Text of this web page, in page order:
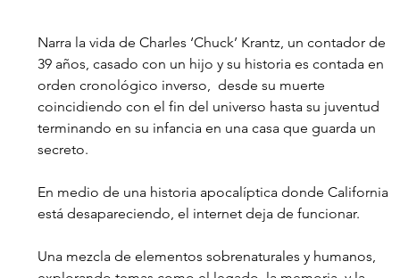
Narra la vida de Charles ‘Chuck’ Krantz, un contador de
39 años, casado con un hijo y su historia es contada en
orden cronológico inverso,  desde su muerte
coincidiendo con el fin del universo hasta su juventud
terminando en su infancia en una casa que guarda un
secreto.
En medio de una historia apocalíptica donde California
está desapareciendo, el internet deja de funcionar.
Una mezcla de elementos sobrenaturales y humanos,